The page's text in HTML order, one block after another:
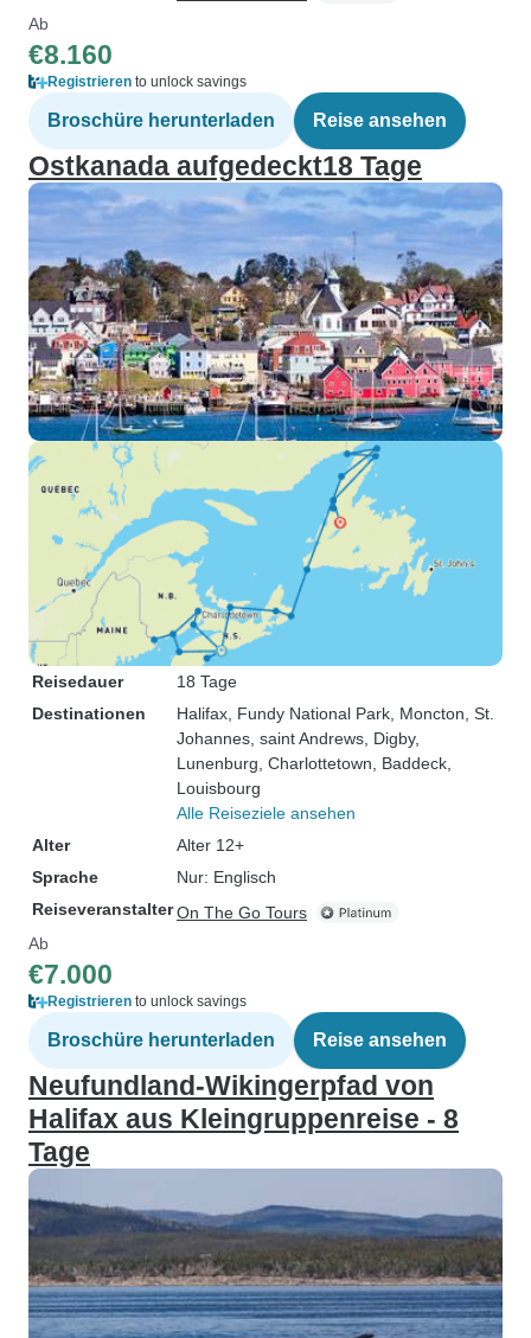
Ab
€8.160
Registrieren to unlock savings
Broschüre herunterladen Reise ansehen
Ostkanada aufgedeckt18 Tage
Reisedauer
18 Tage
Destinationen
Halifax , Fundy National Park , Moncton , St.
Johannes , saint Andrews , Digby,
Lunenburg , Charlottetown , Baddeck
Louisbourg
Alle Reiseziele ansehen
Alter
Alter 12+
Sprache
Nur: Englisch
ReiseveranstalterOn The Go Tours
Ab
€7.000
Registrieren to unlock savings
Broschüre herunterladen Reise ansehen
Neufundland-Wikingerpfad von
Halifax aus Kleingruppenreise - 8
Tage